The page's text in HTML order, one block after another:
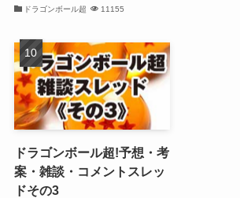
ドラゴンボール超 11155
ドラゴンボール超!予想・考
案・雑談・コメントスレッ
ドその3